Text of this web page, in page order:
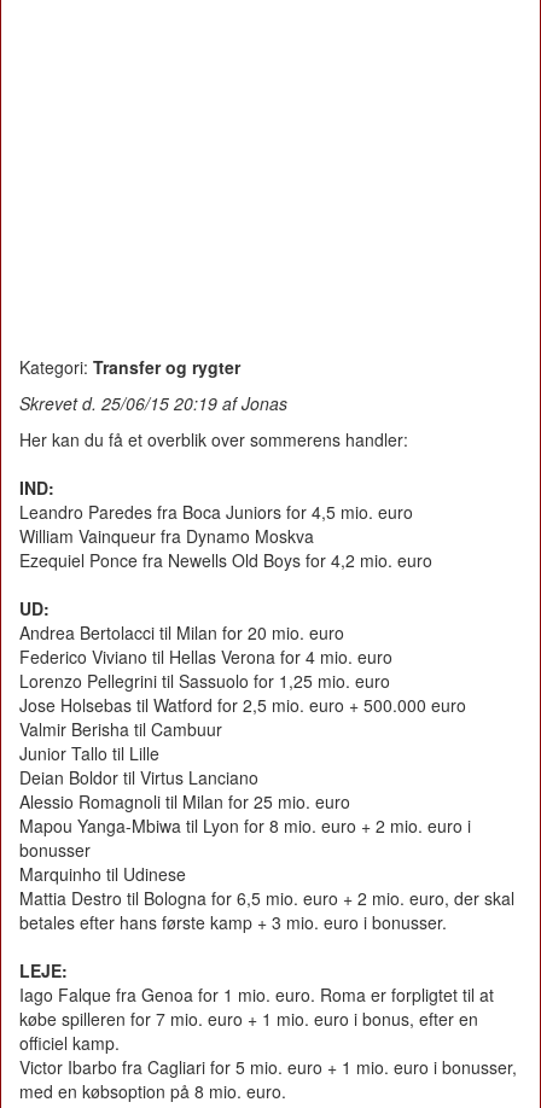
Kategori: Transfer og rygter
Skrevet d. 25/06/15 20:19 af Jonas
Her kan du få et overblik over sommerens handler:
IND:
Leandro Paredes fra Boca Juniors for 4,5 mio. euro
William Vainqueur fra Dynamo Moskva
Ezequiel Ponce fra Newells Old Boys for 4,2 mio. euro
UD:
Andrea Bertolacci til Milan for 20 mio. euro
Federico Viviano til Hellas Verona for 4 mio. euro
Lorenzo Pellegrini til Sassuolo for 1,25 mio. euro
Jose Holsebas til Watford for 2,5 mio. euro + 500.000 euro
Valmir Berisha til Cambuur
Junior Tallo til Lille
Deian Boldor til Virtus Lanciano
Alessio Romagnoli til Milan for 25 mio. euro
Mapou Yanga-Mbiwa til Lyon for 8 mio. euro + 2 mio. euro i
bonusser
Marquinho til Udinese
Mattia Destro til Bologna for 6,5 mio. euro + 2 mio. euro, der skal
betales efter hans første kamp + 3 mio. euro i bonusser.
LEJE:
Iago Falque fra Genoa for 1 mio. euro. Roma er forpligtet til at
købe spilleren for 7 mio. euro + 1 mio. euro i bonus, efter en
officiel kamp.
Victor Ibarbo fra Cagliari for 5 mio. euro + 1 mio. euro i bonusser,
med en købsoption på 8 mio. euro.